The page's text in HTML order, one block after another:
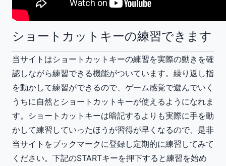
ショートカットキーの練習できます
当サイトはショートカットキーの練習を実際の動きを確
認しながら練習できる機能がついています。繰り返し指
を動かして練習ができるので、ゲーム感覚で遊んでいく
うちに自然とショートカットキーが使えるようになれま
す。ショートカットキーは暗記するよりも実際に手を動
かして練習していったほうが習得が早くなるので、是非
当サイトをブックマークに登録し定期的に練習してみて
ください。下記のSTARTキーを押下すると練習を始め